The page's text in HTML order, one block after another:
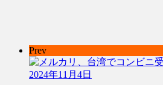
Prev
2024年11月4日